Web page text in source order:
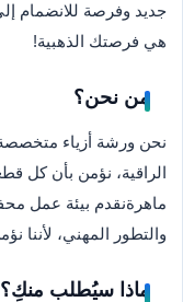
جديد وفرصة للانضمام
هي فرصتك الذهبية!
من نحن؟
نحن ورشة أزياء متخصصة
الراقية، نؤمن بأن كل
ماهرةنقدم بيئة عمل
والتطور المهني، لأننا
ماذا سيُطلب